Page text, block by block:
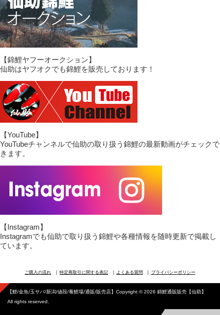
【錦鯉ヤフーオークション】
仙助はヤフオクでも錦鯉を販売しております！
【YouTube】
YouTubeチャンネルで仙助の取り扱う錦鯉の最新動画がチェックで
きます。
【Instagram】
Instagramでも仙助で取り扱う錦鯉や各種情報を随時更新で掲載し
ています。
ご購入の流れ 特定商取引に関する表記 よくある質問 プライバシーポリシー
【鯉/金魚/玉サバ/新潟/値段/養鯉場/通販/販売店】Copyright © 2026 錦鯉通販販売【仙助】
All rights reserved.